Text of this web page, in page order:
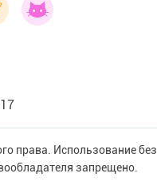
права. Использование без
запрещено.